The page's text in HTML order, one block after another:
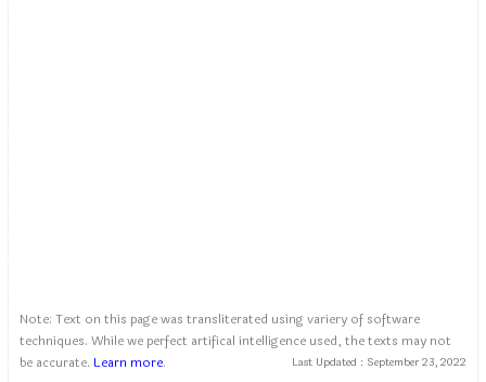
Note: Text on this page was transliterated using variery of software
techniques. While we perfect artifical intelligence used, the texts may not
be accurate. Learn more. Last Updated : September 23, 2022